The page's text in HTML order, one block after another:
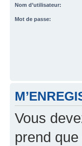
Nom d’utilisateur:
Mot de passe:
Vous
prend